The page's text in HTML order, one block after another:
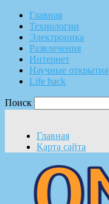
Главная
Технологии
Электроника
Развлечения
Интернет
Научные открытия
Life hack
Поиск
Главная
Карта сайта